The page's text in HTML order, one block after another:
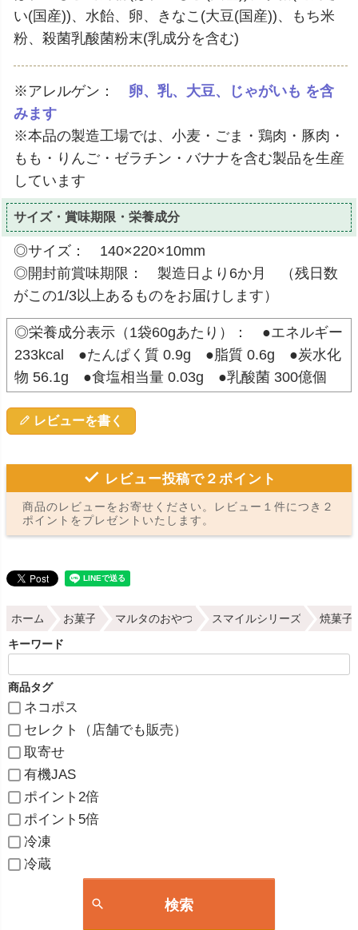
い(国産))、水飴、卵、きなこ(大豆(国産))、もち米
粉、殺菌乳酸菌粉末(乳成分を含む)
※アレルゲン： 卵、乳、大豆、じゃがいも を含
みます
※本品の製造工場では、小麦・ごま・鶏肉・豚肉・
もも・りんご・ゼラチン・バナナを含む製品を生産
しています
サイズ・賞味期限・栄養成分
◎サイズ： 140×220×10mm
◎開封前賞味期限： 製造日より6か月 （残日数
がこの1/3以上あるものをお届けします）
◎栄養成分表示（1袋60gあたり）： ●エネルギー
233kcal ●たんぱく質 0.9g ●脂質 0.6g ●炭水化
物 56.1g ●食塩相当量 0.03g ●乳酸菌 300億個
レビューを書く
レビュー投稿で２ポイント
商品のレビューをお寄せください。レビュー１件につき２
ポイントをプレゼントいたします。
ホーム お菓子 マルタのおやつ スマイルシリーズ
焼菓子
キーワード
商品タグ
ネコポス
セレクト（店舗でも販売）
取寄せ
有機JAS
ポイント2倍
ポイント5倍
冷凍
冷蔵
検索